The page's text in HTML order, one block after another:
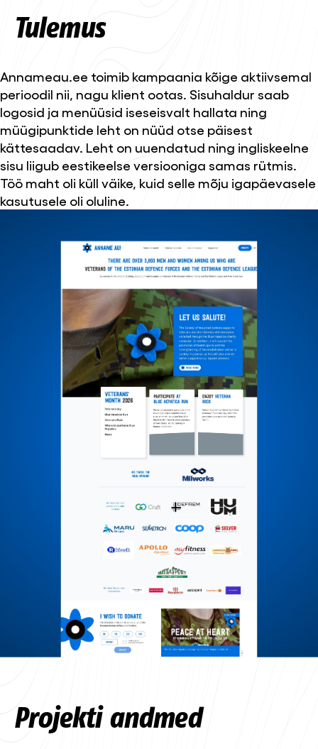
Tulemus
Annameau.ee toimib kampaania kõige aktiivsemal
perioodil nii, nagu klient ootas. Sisuhaldur saab
logosid ja menüüsid iseseisvalt hallata ning
müügipunktide leht on nüüd otse päisest
kättesaadav. Leht on uuendatud ning ingliskeelne
sisu liigub eestikeelse versiooniga samas rütmis.
Töö maht oli küll väike, kuid selle mõju igapäevasele
kasutusele oli oluline.
Projekti andmed